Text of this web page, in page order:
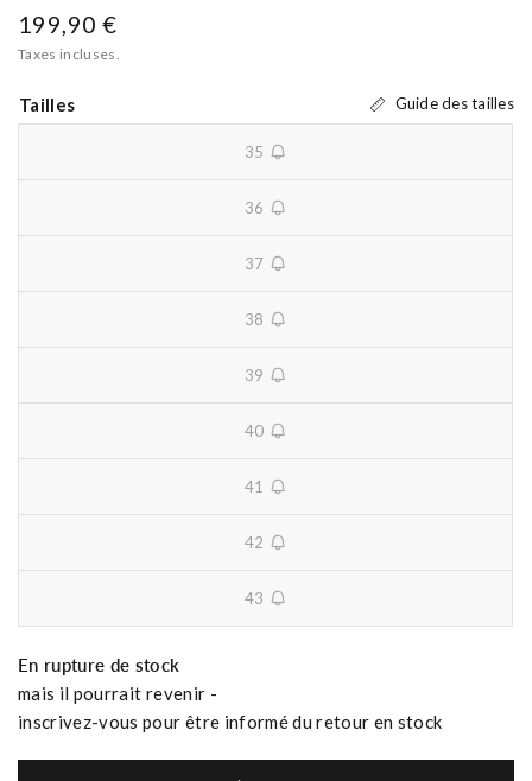
199,90 €
Taxes incluses.
Tailles Guide des tailles
35
unavailable
36
unavailable
37
unavailable
38
unavailable
39
unavailable
40
unavailable
41
unavailable
42
unavailable
43
unavailable
En rupture de stock
mais il pourrait revenir -
inscrivez-vous pour être informé du retour en stock